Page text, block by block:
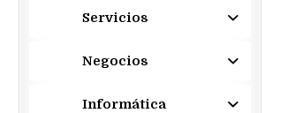
Servicios
Negocios
Informática